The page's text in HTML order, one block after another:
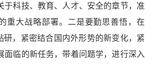
于科技、教育、人才、安全的章节，准
重大战略部署。二是要勤思善悟，在
研，紧密结合国内外形势的新变化，紧
面临的新任务，带着问题学，进行深入